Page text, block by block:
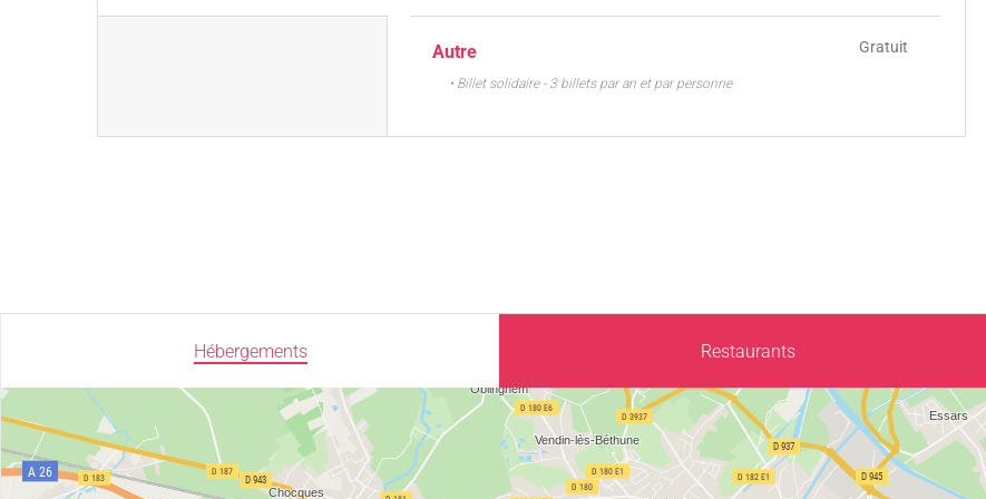
Autre Gratuit
• Billet solidaire - 3 billets par an et par personne
Hébergements Restaurants